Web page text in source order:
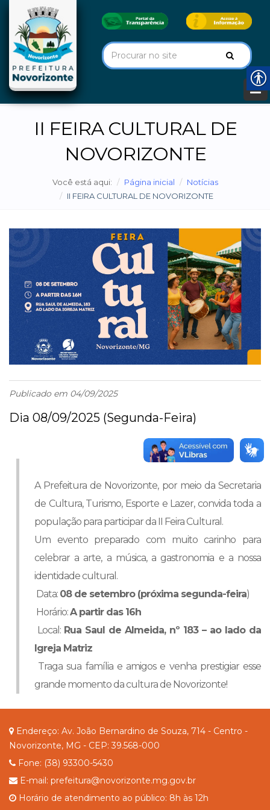
II FEIRA CULTURAL DE
NOVORIZONTE
Você está aqui: Página inicial
Notícias
II FEIRA CULTURAL DE NOVORIZONTE
Publicado em 04/09/2025
Dia 08/09/2025 (Segunda-Feira)
A Prefeitura de Novorizonte, por meio da Secretaria
de Cultura, Turismo, Esporte e Lazer, convida toda a
população para participar da II Feira Cultural.
Um evento preparado com muito carinho para
celebrar a arte, a música, a gastronomia e a nossa
identidade cultural.
Data: 08 de setembro (próxima segunda-feira)
Horário:A partir das 16h
Local: Rua Saul de Almeida, nº 183 – ao lado da
Igreja Matriz
Traga sua família e amigos e venha prestigiar esse
grande momento da cultura de Novorizonte!
Endereço: Av. João Bernardino de Souza, 714 - Centro -
Novorizonte, MG - CEP: 39.568-000
Fone: (38) 93300-5430
E-mail: prefeitura@novorizonte.mg.gov.br
Horário de atendimento ao público: 8h às 12h